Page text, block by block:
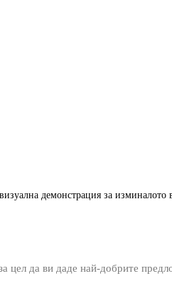
демонстрация за
да ви даде най-добрите